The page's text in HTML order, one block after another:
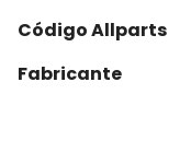
Código Allparts
Fabricante